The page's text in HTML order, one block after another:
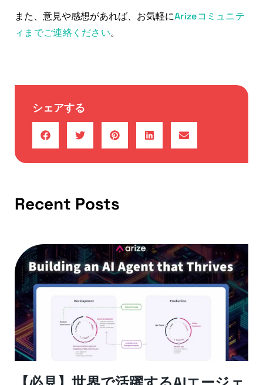
また、意見や感想があれば、お気軽にArizeコミュニテ
ィまでご連絡ください。
シェアする
Recent Posts